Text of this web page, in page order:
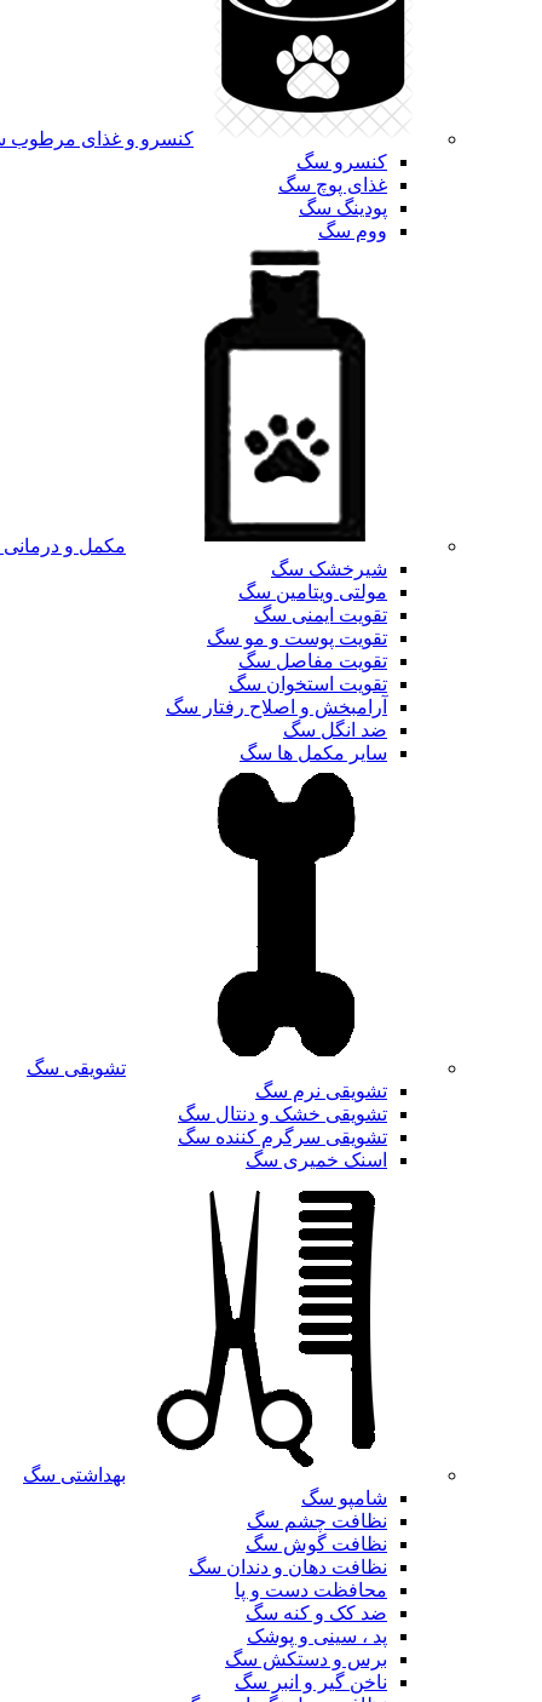
کنسرو و غذای
کنسرو سگ
غذای پوچ سگ
پودینگ سگ
ووم سگ
مکمل و
شیرخشک سگ
مولتی ویتامین سگ
تقویت ایمنی سگ
تقویت پوست و مو سگ
تقویت مفاصل سگ
تقویت استخوان سگ
آرامبخش و اصلاح رفتار سگ
ضد انگل سگ
سایر مکمل ها سگ
تشویقی سگ
تشویقی نرم سگ
تشویقی خشک و دنتال سگ
تشویقی سرگرم کننده سگ
اسنک خمیری سگ
بهداشتی سگ
شامپو سگ
نظافت چشم سگ
نظافت گوش سگ
نظافت دهان و دندان سگ
محافظت دست و پا
ضد کک و کنه سگ
پد ، سینی و پوشک
برس و دستکش سگ
ناخن گیر و انبر سگ